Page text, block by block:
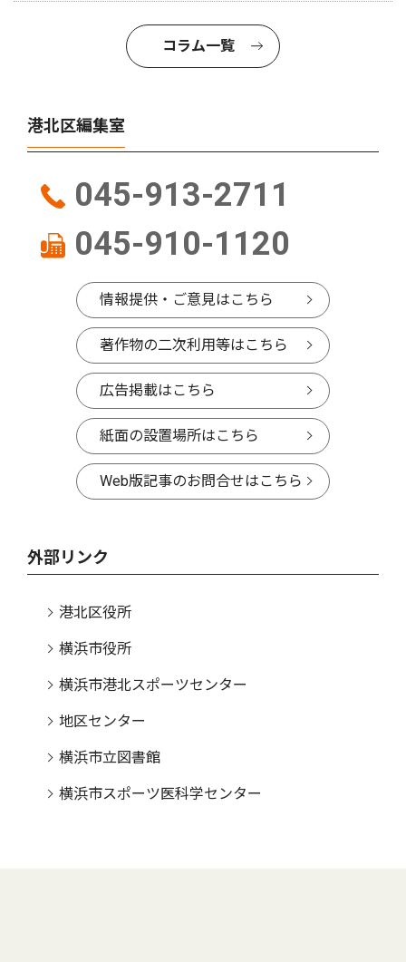
コラム一覧
港北区編集室
045-913-2711
045-910-1120
情報提供・ご意見はこちら
著作物の二次利用等はこちら
広告掲載はこちら
紙面の設置場所はこちら
Web版記事のお問合せはこちら
外部リンク
港北区役所
横浜市役所
横浜市港北スポーツセンター
地区センター
横浜市立図書館
横浜市スポーツ医科学センター